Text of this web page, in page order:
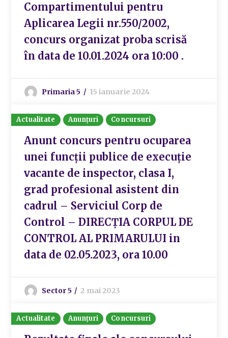
Compartimentului pentru
Aplicarea Legii nr.550/2002,
concurs organizat proba scrisă
în data de 10.01.2024 ora 10:00 .
Primaria 5 15 ianuarie 2024
Actualitate Anunțuri Concursuri
Anunt concurs pentru ocuparea
unei funcții publice de execuție
vacante de inspector, clasa I,
grad profesional asistent din
cadrul – Serviciul Corp de
Control – DIRECȚIA CORPUL DE
CONTROL AL PRIMARULUI in
data de 02.05.2023, ora 10.00
Sector 5 2 mai 2023
Actualitate Anunțuri Concursuri